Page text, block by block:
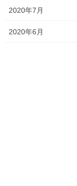
2020年7月
2020年6月